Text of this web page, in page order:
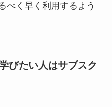
べく早く利用するよう
びたい人はサブスク